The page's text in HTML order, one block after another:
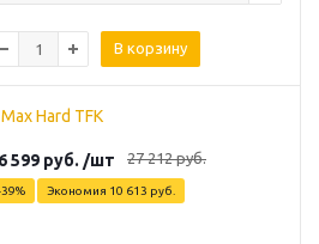
В корзину
Hard TFK
599 руб. /шт 27 212руб.
39% Экономия 10 613 руб.